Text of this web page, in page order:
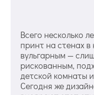
Всего несколько
принт на стенах в
вульгарным —
рискованным,
детской комнаты
Сегодня же